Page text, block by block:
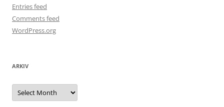
Entries feed
Comments feed
WordPress.org
ARKIV
Arkiv